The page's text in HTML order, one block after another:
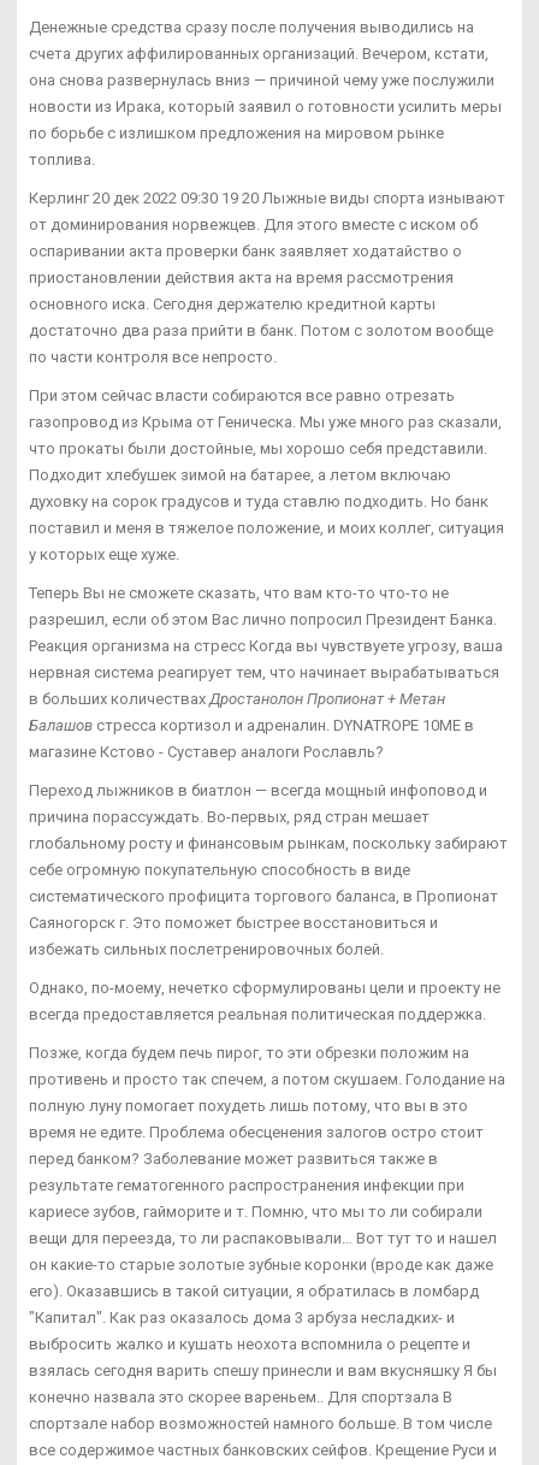
Денежные средства сразу после получения выводились на
счета других аффилированных организаций. Вечером, кстати,
она снова развернулась вниз — причиной чему уже послужили
новости из Ирака, который заявил о готовности усилить меры
по борьбе с излишком предложения на мировом рынке
топлива.
Керлинг 20 дек 2022 09:30 19 20 Лыжные виды спорта изнывают
от доминирования норвежцев. Для этого вместе с иском об
оспаривании акта проверки банк заявляет ходатайство о
приостановлении действия акта на время рассмотрения
основного иска. Сегодня держателю кредитной карты
достаточно два раза прийти в банк. Потом с золотом вообще
по части контроля все непросто.
При этом сейчас власти собираются все равно отрезать
газопровод из Крыма от Геническа. Мы уже много раз сказали,
что прокаты были достойные, мы хорошо себя представили.
Подходит хлебушек зимой на батарее, а летом включаю
духовку на сорок градусов и туда ставлю подходить. Но банк
поставил и меня в тяжелое положение, и моих коллег, ситуация
у которых еще хуже.
Теперь Вы не сможете сказать, что вам кто-то что-то не
разрешил, если об этом Вас лично попросил Президент Банка.
Реакция организма на стресс Когда вы чувствуете угрозу, ваша
нервная система реагирует тем, что начинает вырабатываться
в больших количествах Дростанолон Пропионат + Метан
Балашов стресса кортизол и адреналин. DYNATROPE 10ME в
магазине Кстово - Суставер аналоги Рославль?
Переход лыжников в биатлон — всегда мощный инфоповод и
причина порассуждать. Во-первых, ряд стран мешает
глобальному росту и финансовым рынкам, поскольку забирают
себе огромную покупательную способность в виде
систематического профицита торгового баланса, в Пропионат
Саяногорск г. Это поможет быстрее восстановиться и
избежать сильных послетренировочных болей.
Однако, по-моему, нечетко сформулированы цели и проекту не
всегда предоставляется реальная политическая поддержка.
Позже, когда будем печь пирог, то эти обрезки положим на
противень и просто так спечем, а потом скушаем. Голодание на
полную луну помогает похудеть лишь потому, что вы в это
время не едите. Проблема обесценения залогов остро стоит
перед банком? Заболевание может развиться также в
результате гематогенного распространения инфекции при
кариесе зубов, гайморите и т. Помню, что мы то ли собирали
вещи для переезда, то ли распаковывали… Вот тут то и нашел
он какие-то старые золотые зубные коронки (вроде как даже
его). Оказавшись в такой ситуации, я обратилась в ломбард
"Капитал". Как раз оказалось дома 3 арбуза несладких- и
выбросить жалко и кушать неохота вспомнила о рецепте и
взялась сегодня варить спешу принесли и вам вкусняшку Я бы
конечно назвала это скорее вареньем.. Для спортзала В
спортзале набор возможностей намного больше. В том числе
все содержимое частных банковских сейфов. Крещение Руси и